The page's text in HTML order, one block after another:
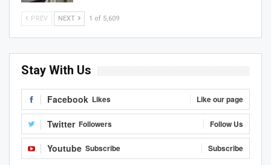
PREV NEXT 1 of 5,609
Stay With Us
Facebook Likes Like our page
Twitter Followers Follow Us
Youtube Subscribe Subscribe